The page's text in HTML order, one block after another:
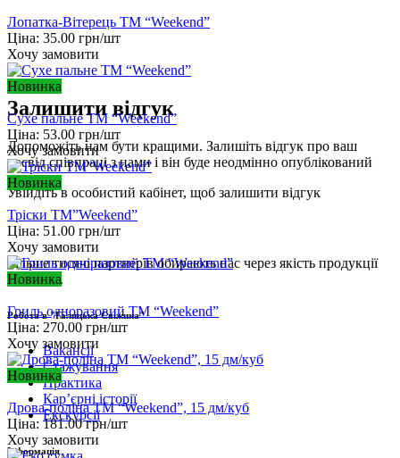
Лопатка-Вітерець ТМ “Weekend”
Ціна: 35.00 грн/шт
Хочу замовити
Новинка
Сухе пальне ТМ “Weekend”
Ціна: 53.00 грн/шт
Хочу замовити
Новинка
Тріски ТМ”Weekend”
Ціна: 51.00 грн/шт
Хочу замовити
Новинка
Гриль одноразовий ТМ “Weekend”
Ціна: 270.00 грн/шт
Хочу замовити
Новинка
Дрова-поліна ТМ “Weekend”, 15 дм/куб
Ціна: 181.00 грн/шт
Хочу замовити
Залишити відгук
Допоможіть нам бути кращими. Залишіть відгук про ваш
досвід співпраці з нами і він буде неодмінно опублікований
Увійдітьв особистий кабінет, щоб залишити відгук
Більше тисячі партнерів обирають нас через якість продукції
та сервіс.
Робота в "Галицька Свіжина"
Вакансії
Стажування
Практика
Карʼєрні історії
Екскурсії
Інформація